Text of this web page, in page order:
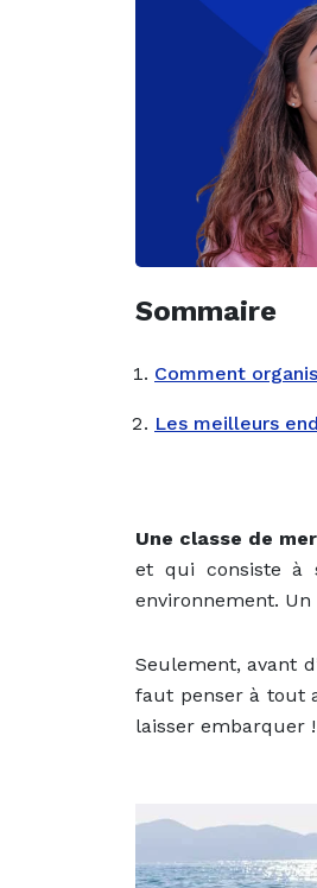
Sommaire
Comment
Les meilleurs
Une classe de
et qui consiste à
environnement.
Seulement, avant
faut penser à tout
laisser embarquer